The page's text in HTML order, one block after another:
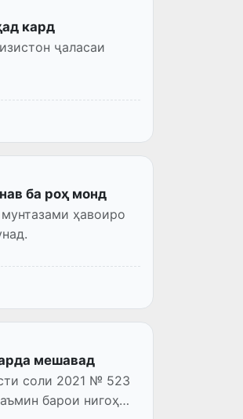
кард
ҷаласаи
ба роҳ монд
мешавад
соли 2021 № 523
барои нигоҳ